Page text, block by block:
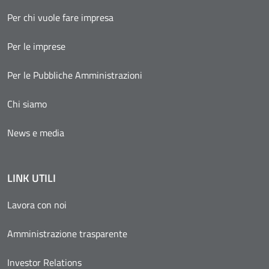
Per chi vuole fare impresa
Per le imprese
Per le Pubbliche Amministrazioni
Chi siamo
News e media
LINK UTILI
Lavora con noi
Amministrazione trasparente
Investor Relations